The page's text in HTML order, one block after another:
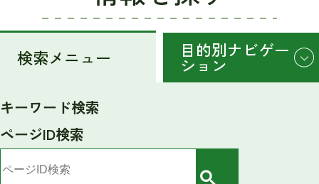
検索メニュー 目的別ナビゲー
ション
検
メ
ニ
キーワード検索
ページID検索